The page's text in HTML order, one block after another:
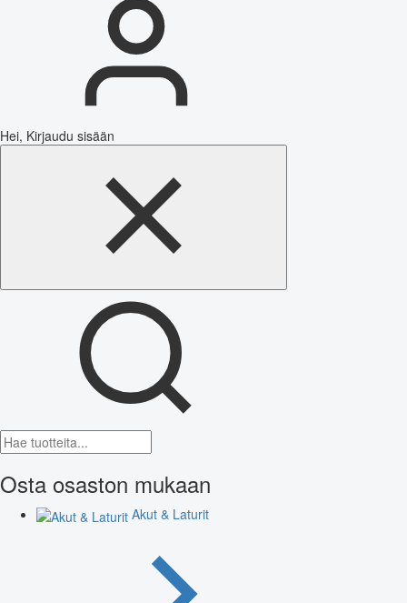
Hei, Kirjaudu sisään
Osta osaston mukaan
Akut & Laturit